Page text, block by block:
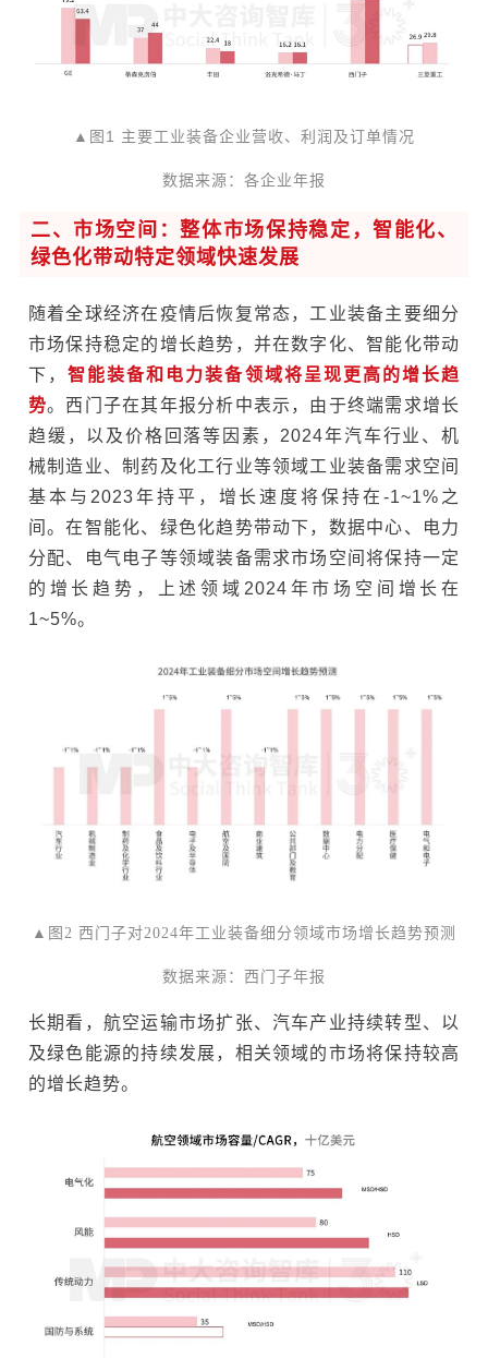
▲图1 主要工业装备企业营收、利润及订单情况
数据来源：各企业年报
二、市场空间：整体市场保持稳定，智能化、
绿色化带动特定领域快速发展
随着全球经济在疫情后恢复常态，工业装备主要细分
市场保持稳定的增长趋势，并在数字化、智能化带动
下，智能装备和电力装备领域将呈现更高的增长趋
势。西门子在其年报分析中表示，由于终端需求增长
趋缓，以及价格回落等因素，2024年汽车行业、机
械制造业、制药及化工行业等领域工业装备需求空间
基本与2023年持平，增长速度将保持在-1~1%之
间。在智能化、绿色化趋势带动下，数据中心、电力
分配、电气电子等领域装备需求市场空间将保持一定
的增长趋势，上述领域2024年市场空间增长在
1~5%。
▲图2 西门子对2024年工业装备细分领域市场增长趋势预测
数据来源：西门子年报
长期看，航空运输市场扩张、汽车产业持续转型、以
及绿色能源的持续发展，相关领域的市场将保持较高
的增长趋势。